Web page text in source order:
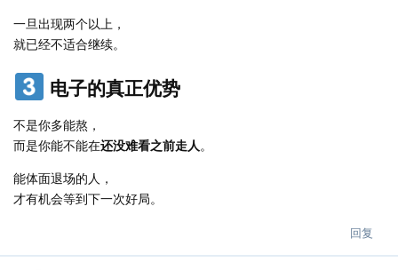
一旦出现两个以上，
就已经不适合继续。
电子的真正优势
不是你多能熬，
而是你能不能在还没难看之前走人。
能体面退场的人，
才有机会等到下一次好局。
回复